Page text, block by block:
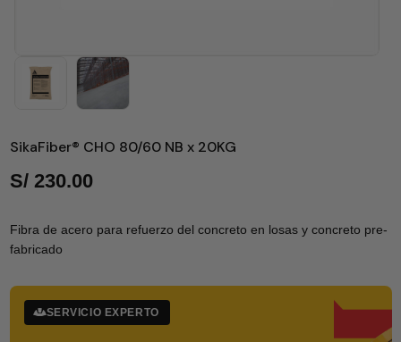
SikaFiber® CHO 80/60 NB x 20KG
S/230.00
Fibra de acero para refuerzo del concreto en losas y concreto pre-
fabricado
SERVICIO EXPERTO